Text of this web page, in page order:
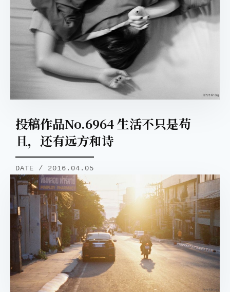
投稿作品No.6964 生活不只是苟
且，还有远方和诗
DATE / 2016.04.05